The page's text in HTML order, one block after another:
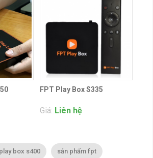
FPT Play Box S335
Giá: Liên hệ
box s400 sản phẩm fpt